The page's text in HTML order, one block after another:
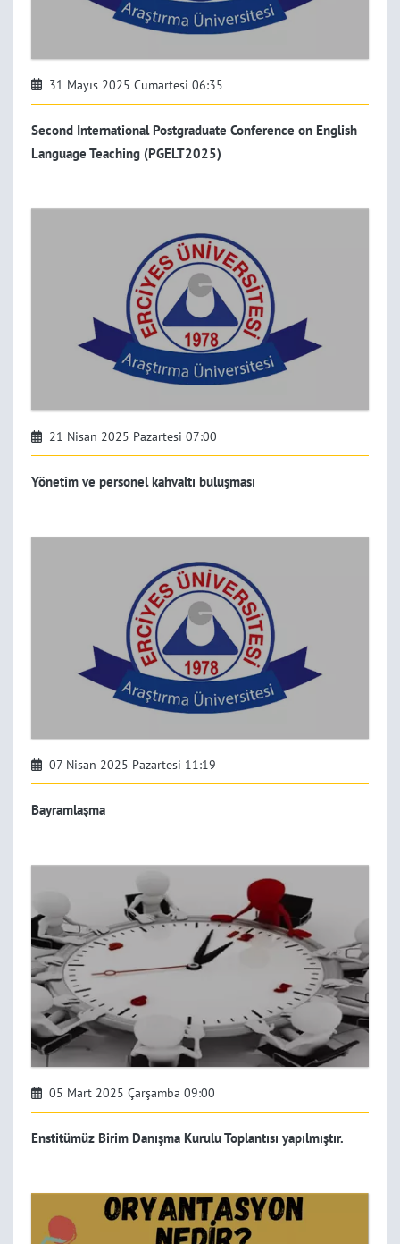
31 Mayıs 2025 Cumartesi 06:35
Second International Postgraduate Conference on English
Language Teaching (PGELT2025)
21 Nisan 2025 Pazartesi 07:00
Yönetim ve personel kahvaltı buluşması
07 Nisan 2025 Pazartesi 11:19
Bayramlaşma
05 Mart 2025 Çarşamba 09:00
Enstitümüz Birim Danışma Kurulu Toplantısı yapılmıştır.